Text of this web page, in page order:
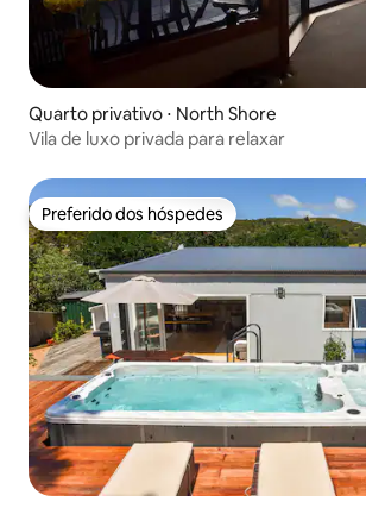
Quarto privativo ⋅ North Shore
Vila de luxo privada para relaxar
Preferido dos hóspedes
Preferido dos hóspedes